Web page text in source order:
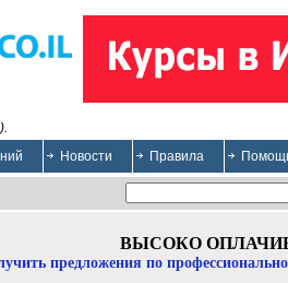
Новости Правила
ВЫСОКО
предложения по